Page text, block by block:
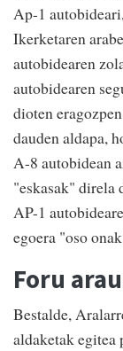
Ap-1
Ikerketaren
autobidearen
autobidearen
dioten
dauden aldapa,
A-8 autobidean
"eskasak" direla
AP-1
egoera "oso
Foru
Bestalde,
aldaketak egitea